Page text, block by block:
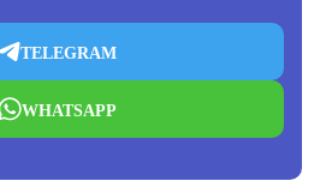
TELEGRAM
WHATSAPP